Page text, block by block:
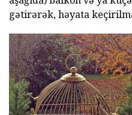
gətirərək, həyata